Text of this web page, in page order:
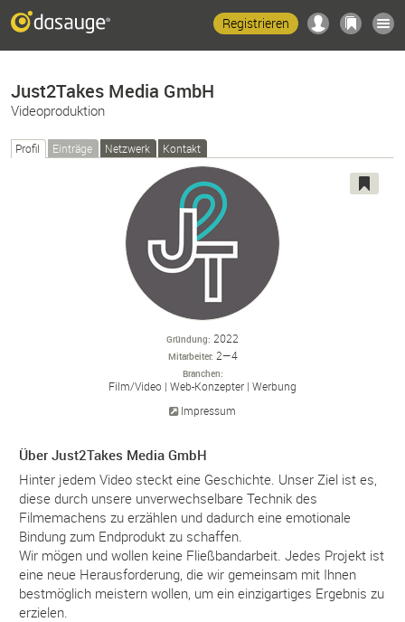
Registrieren
Just2Takes Media GmbH
Videoproduktion
Profil Einträge Netzwerk Kontakt
Gründung 2022
Mitarbeiter 2—4
Branchen
Film/Video Web-Konzepter Werbung
Impressum
Über Just2Takes Media GmbH
Hinter jedem Video steckt eine Geschichte. Unser Ziel ist es,
diese durch unsere unverwechselbare Technik des
Filmemachens zu erzählen und dadurch eine emotionale
Bindung zum Endprodukt zu schaffen.
Wir mögen und wollen keine Fließbandarbeit. Jedes Projekt ist
eine neue Herausforderung, die wir gemeinsam mit Ihnen
bestmöglich meistern wollen, um ein einzigartiges Ergebnis zu
erzielen.